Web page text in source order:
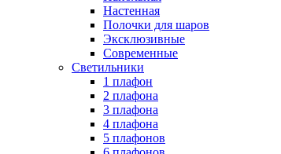
Настенная
Полочки для шаров
Эксклюзивные
Современные
Светильники
1 плафон
2 плафона
3 плафона
4 плафона
5 плафонов